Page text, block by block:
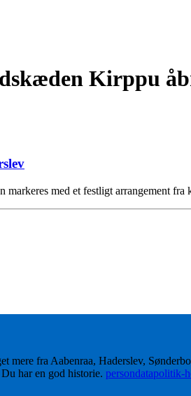
Kirppu
markeres med et festligt arrangement
fra Aabenraa, Haderslev,
har en god historie. persondatapolitik-